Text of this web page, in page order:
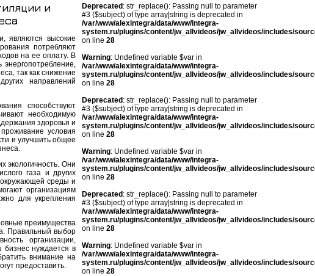
и
являются высокие
потребляют
на ее оплату. В
так как снижение
направлений
способствуют
необходимую
здоровья и
условия
и улучшить общее
экологичность. Они
газа и других
среды и
организациям
для укрепления
преимущества
Правильный выбор
организации,
бизнес нуждается в
внимание на
предоставить.
Deprecated : str_replace(): Passing null to parameter
#3 ($subject) of type array|string is deprecated in
/var/www/alexintegra/data/www/integra-
system.ru/plugins/content/jw_allvideos/jw_allvideos/includes/
on line 28
Warning: Undefined variable $var in
/var/www/alexintegra/data/www/integra-
system.ru/plugins/content/jw_allvideos/jw_allvideos/includes/
on line 28
Deprecated : str_replace(): Passing null to parameter
#3 ($subject) of type array|string is deprecated in
/var/www/alexintegra/data/www/integra-
system.ru/plugins/content/jw_allvideos/jw_allvideos/includes/
on line 28
Warning: Undefined variable $var in
/var/www/alexintegra/data/www/integra-
system.ru/plugins/content/jw_allvideos/jw_allvideos/includes/
on line 28
Deprecated : str_replace(): Passing null to parameter
#3 ($subject) of type array|string is deprecated in
/var/www/alexintegra/data/www/integra-
system.ru/plugins/content/jw_allvideos/jw_allvideos/includes/
on line 28
Warning: Undefined variable $var in
/var/www/alexintegra/data/www/integra-
system.ru/plugins/content/jw_allvideos/jw_allvideos/includes/
on line 28